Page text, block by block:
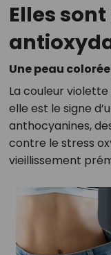
Elles
Une peau
La couleur violette
elle est le signe
anthocyanines,
contre le stress
vieillissement